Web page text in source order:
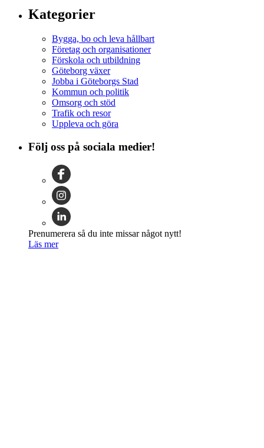
Kategorier
Bygga, bo och leva hållbart
Företag och organisationer
Förskola och utbildning
Göteborg växer
Jobba i Göteborgs Stad
Kommun och politik
Omsorg och stöd
Trafik och resor
Uppleva och göra
Följ oss på sociala medier!
Prenumerera så du inte missar något nytt!
Läs mer